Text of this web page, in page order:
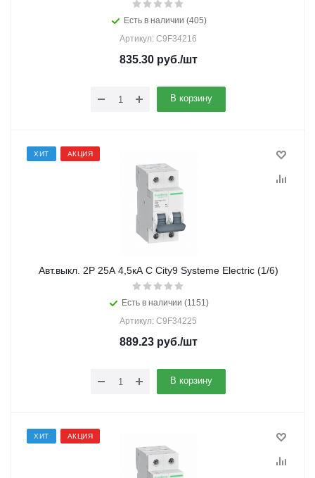
Есть в наличии (405)
Артикул: C9F34216
835.30руб./шт
В корзину
ХИТ АКЦИЯ
Авт.выкл. 2Р 25А 4,5кА С City9 Systeme Electric (1/6)
Есть в наличии (1151)
Артикул: C9F34225
889.23руб./шт
В корзину
ХИТ АКЦИЯ